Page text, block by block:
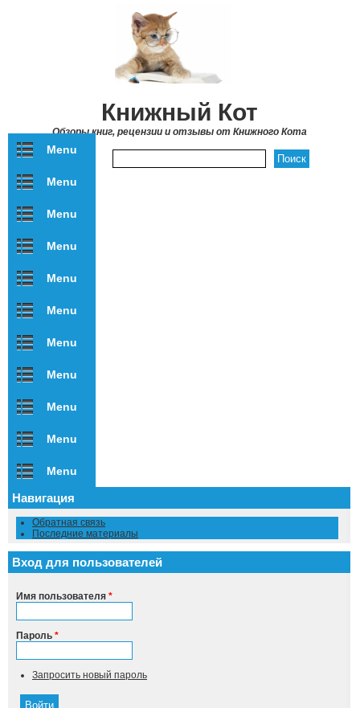
Книжный Кот
Обзоры книг, рецензии и отзывы от Книжного Кота
Menu
Menu
Menu
Menu
Menu
Menu
Menu
Menu
Menu
Menu
Menu
Навигация
Обратная связь
Последние материалы
Вход для пользователей
Имя пользователя *
Пароль *
Запросить новый пароль